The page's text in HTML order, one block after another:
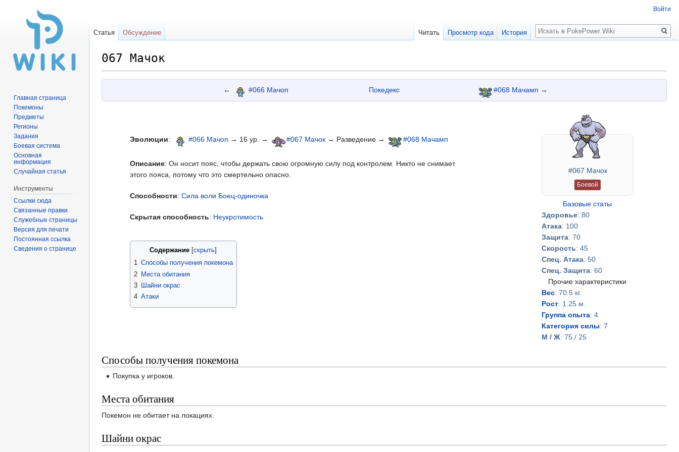
067 Мачок
← #066 Мачоп Покедекс #068 Мачамп →
#067 Мачок
Боевой
Базовые статы
Здоровье: 80
Атака: 100
Защита: 70
Скорость: 45
Спец. Атака: 50
Спец. Защита: 60
Прочие характеристики
Вес: 70.5 кг.
Рост: 1.25 м.
Группа опыта: 4
Категория силы: 7
М / Ж: 75 / 25
Эволюции: #066 Мачоп → 16 ур. → #067 Мачок→ Разведение → #068 Мачамп
Описание: Он носит пояс, чтобы держать свою огромную силу под контролем. Никто не снимает
этого пояса, потому что это смертельно опасно.
Способности: Сила воли Боец-одиночка
Скрытая способность: Неукротимость
Содержание
1 Способы получения покемона
2
Места обитания
3
Шайни окрас
4 Атаки
Способы получения покемона
Покупка у игроков.
Места обитания
Покемон не обитает на локациях.
Шайни окрас
Войти
Статья Обсуждение Читать Просмотр кода История
Поиск
Главная страница
Покемоны
Предметы
Регионы
Задания
Боевая система
Основная
информация
Случайная статья
Инструменты
Ссылки сюда
Связанные правки
Служебные страницы
Версия для печати
Постоянная ссылка
Сведения о странице